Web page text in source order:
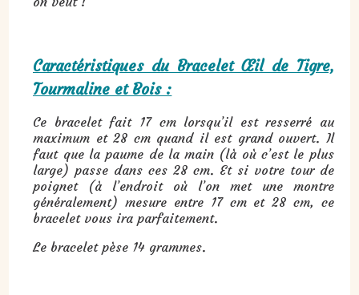
Caractéristiques du Bracelet Œil de Tigre,
Tourmaline et Bois :
Ce bracelet fait 17 cm lorsqu’il est resserré au
maximum et 28 cm quand il est grand ouvert. Il
faut que la paume de la main (là où c’est le plus
large) passe dans ces 28 cm. Et si votre tour de
poignet (à l’endroit où l’on met une montre
généralement) mesure entre 17 cm et 28 cm, ce
bracelet vous ira parfaitement.
Le bracelet pèse 14 grammes.